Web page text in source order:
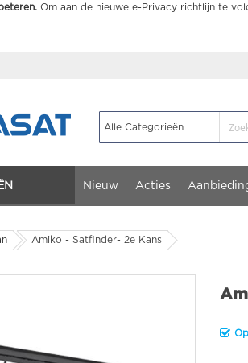
Om aan de nieuwe e-Privacy richtlijn te
Nieuw Acties
Amiko - Satfinder- 2e Kans